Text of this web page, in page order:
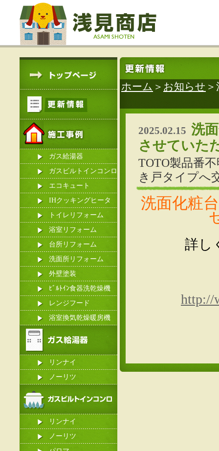
ガス給湯器
ガスビルトインコンロ
エコキュート
IHクッキングヒータ
ー
トイレリフォーム
浴室リフォーム
台所リフォーム
洗面所リフォーム
外壁塗装
ﾋﾞﾙﾄｲﾝ食器洗乾燥機
レンジフード
浴室換気乾燥暖房機
リンナイ
ノーリツ
リンナイ
ノーリツ
ホーム ＞ お知らせ
2025.02.15 洗
させていた
TOTO製品番
き戸タイプへ
洗面化粧
詳し
http://